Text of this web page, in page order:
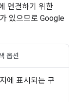
연결하기 위한
있으므로 Google
옵션
에 표시되는 구